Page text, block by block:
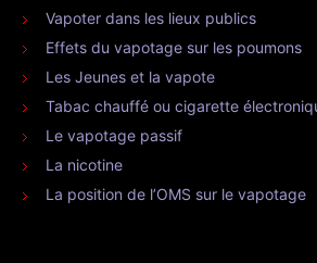
Vapoter dans les lieux publics
Effets du vapotage sur les poumons
Les Jeunes et la vapote
Tabac chauffé ou cigarette
Le vapotage passif
La nicotine
La position de l’OMS sur le vapotage